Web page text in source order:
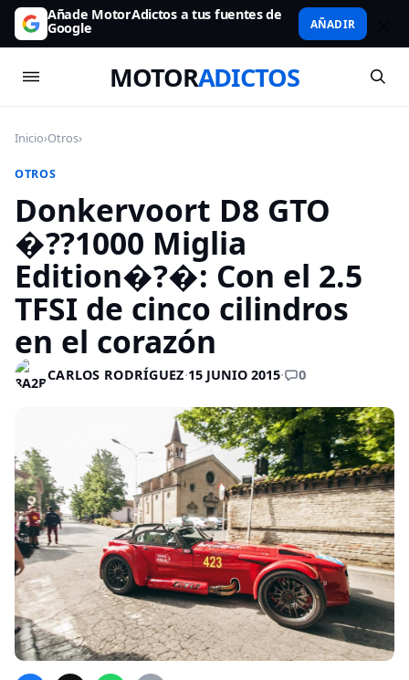
Añade MotorAdictos a tus fuentes de
Google AÑADIR
MOTORADICTOS
Inicio›Otros›
OTROS
Donkervoort D8 GTO
�??1000 Miglia
Edition�?�: Con el 2.5
TFSI de cinco cilindros
en el corazón
CARLOS RODRÍGUEZ·15 JUNIO 2015· 0